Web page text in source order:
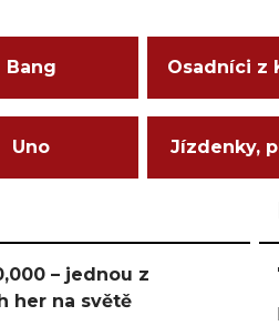
Bang Osadníci z
Uno Jízdenky,
– jednou z
her na světě